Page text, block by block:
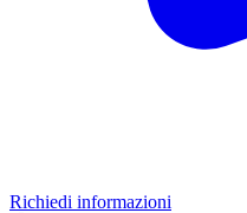
Richiedi informazioni